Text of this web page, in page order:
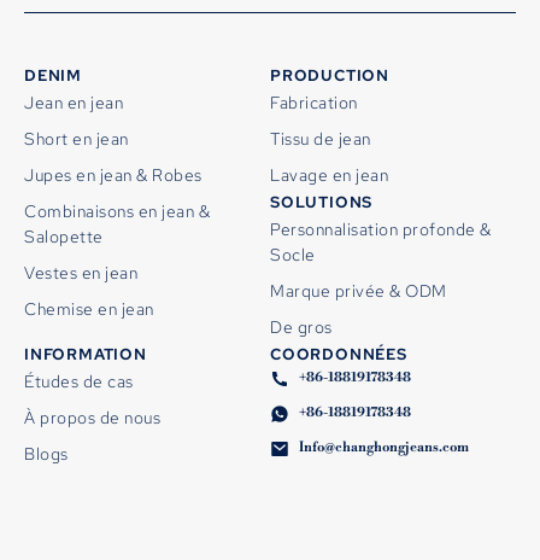
DENIM
Jean en jean
Short en jean
Jupes en jean & Robes
Combinaisons en jean &
Salopette
Vestes en jean
Chemise en jean
PRODUCTION
Fabrication
Tissu de jean
Lavage en jean
SOLUTIONS
Personnalisation profonde &
Socle
Marque privée & ODM
De gros
INFORMATION
Études de cas
À propos de nous
Blogs
COORDONNÉES
+86-18819178348
+86-18819178348
Info@changhongjeans.com